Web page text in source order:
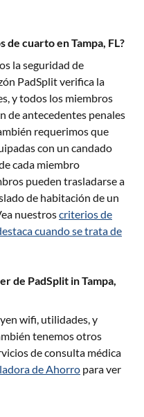
de cuarto en Tampa, FL?
la seguridad de
PadSplit verifica la
y todos los miembros
de antecedentes penales
requerimos que
con un candado
cada miembro
pueden trasladarse a
de habitación de un
nuestroscriterios de
cuando se trata de
de PadSplit in Tampa,
wifi, utilidades, y
tenemos otros
de consulta médica
de Ahorro para ver